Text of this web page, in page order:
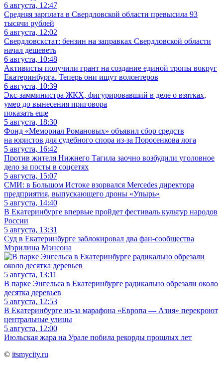
6 августа, 12:47
Средняя зарплата в Свердловской области превысила 93
тысячи рублей
6 августа, 12:02
Свердловскстат: бензин на заправках Свердловской области
начал дешеветь
6 августа, 10:48
Активисты получили грант на создание единой тропы вокруг
Екатеринбурга. Теперь они ищут волонтеров
6 августа, 10:39
Экс-замминистра ЖКХ, фигурировавший в деле о взятках,
умер до вынесения приговора
показать еще
5 августа, 18:30
Фонд «Мемориал Романовых» объявил сбор средств
на юристов для судебного спора из-за Поросенкова лога
5 августа, 16:42
Против жителя Нижнего Тагила заочно возбудили уголовное
дело за посты в соцсетях
5 августа, 15:07
СМИ: в Большом Истоке взорвался Mercedes директора
предприятия, выпускающего дроны «Упырь»
5 августа, 14:40
В Екатеринбурге впервые пройдет фестиваль культур народов
России
5 августа, 13:31
Суд в Екатеринбурге заблокировал два фан-сообщества
Мэрилина Мэнсона
5 августа, 13:11
В парке Энгельса в Екатеринбурге радикально обрезали около
десятка деревьев
5 августа, 12:53
В Екатеринбурге из-за марафона «Европа — Азия» перекроют
центральные улицы
5 августа, 12:00
Июльская жара на Урале побила рекорды прошлых лет
© itsmycity.ru